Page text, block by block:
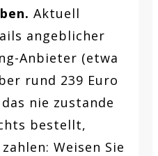
Aktuell
angeblicher
Anbieter (etwa
rund 239 Euro
nie zustande
bestellt,
Weisen Sie